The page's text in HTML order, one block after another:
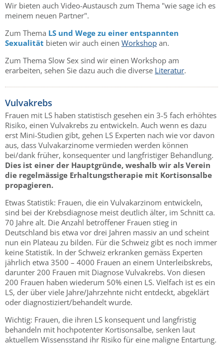
Wir bieten auch Video-Austausch zum Thema "wie sage ich es
meinem neuen Partner".
Zum Thema LS und Wege zu einer entspannten
Sexualität bieten wir auch einen Workshop an.
Zum Thema Slow Sex sind wir einen Workshop am
erarbeiten, sehen Sie dazu auch die diverse Literatur.
Vulvakrebs
Frauen mit LS haben statistisch gesehen ein 3-5 fach erhöhtes
Risiko, einen Vulvakrebs zu entwickeln. Auch wenn es dazu
erst Mini-Studien gibt, gehen LS Experten nach wie vor davon
aus, dass Vulvakarzinome vermieden werden können
bei/dank früher, konsequenter und langfristiger Behandlung.
Dies ist einer der Hauptgründe, weshalb wir als Verein
die regelmässige Erhaltungstherapie mit Kortisonsalbe
propagieren.
Etwas Statistik: Frauen, die ein Vulvakarzinom entwickeln,
sind bei der Krebsdiagnose meist deutlich älter, im Schnitt ca.
70 Jahre alt. Die Anzahl betroffener Frauen stieg in
Deutschland bis etwa vor drei Jahren massiv an und scheint
nun ein Plateau zu bilden. Für die Schweiz gibt es noch immer
keine Statistik. In der Schweiz erkranken gemäss Experten
jährlich etwa 3500 – 4000 Frauen an einem Unterleibskrebs,
darunter 200 Frauen mit Diagnose Vulvakrebs. Von diesen
200 Frauen haben wiederum 50% einen LS. Vielfach ist es ein
LS, der über viele Jahre/Jahrzehnte nicht entdeckt, abgeklärt
oder diagnostiziert/behandelt wurde.
Wichtig: Frauen, die ihren LS konsequent und langfristig
behandeln mit hochpotenter Kortisonsalbe, senken laut
aktuellem Wissensstand ihr Risiko für eine maligne Entartung.